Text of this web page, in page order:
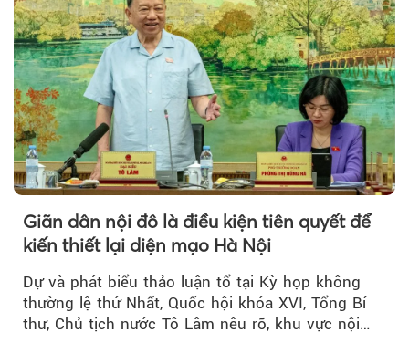
Giãn dân nội đô là điều kiện tiên quyết để
kiến thiết lại diện mạo Hà Nội
Dự và phát biểu thảo luận tổ tại Kỳ họp không
thường lệ thứ Nhất, Quốc hội khóa XVI, Tổng Bí
thư, Chủ tịch nước Tô Lâm nêu rõ, khu vực nội